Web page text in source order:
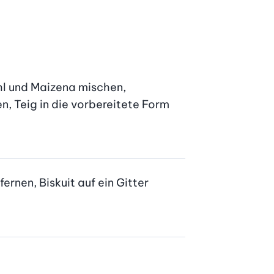
und Maizena mischen,
Teig in die vorbereitete Form
Biskuit auf ein Gitter